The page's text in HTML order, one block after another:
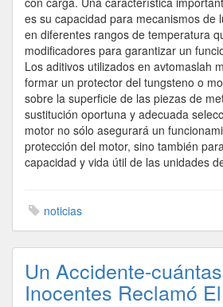
es su capacidad para mecanismos de
en diferentes rangos de temperatura
modificadores para garantizar un
Los aditivos utilizados en avtomaslah
formar un protector del tungsteno o
sobre la superficie de las piezas de
sustitución oportuna y adecuada
motor no sólo asegurará un
protección del motor, sino también
capacidad y vida útil de las unidades
noticias
Un Accidente-
Inocentes Reclamó